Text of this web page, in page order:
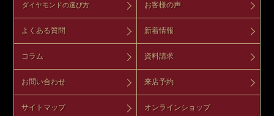
ダイヤモンドの選び方 お客様の声
よくある質問 新着情報
コラム 資料請求
お問い合わせ 来店予約
サイトマップ オンラインショップ